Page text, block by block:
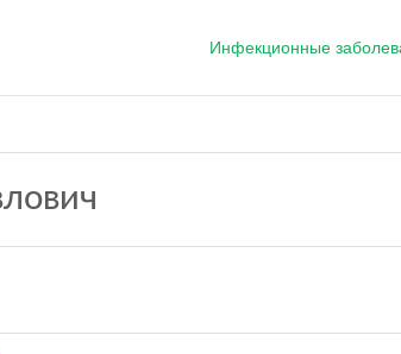
Инфекционные